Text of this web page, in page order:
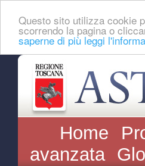
Questo sito utilizza cookie
scorrendo la pagina o
saperne di più leggi
Home
avanzata